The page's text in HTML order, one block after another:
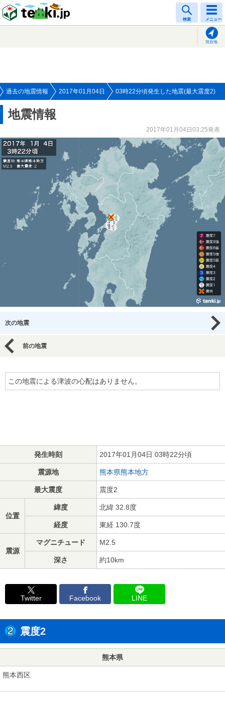
検索 メニュー
現在地
過去の地震情報 2017年01月04日 03時22分頃発生した地震(最大震度2)
地震情報
2017年01月04日03:25発表
次の地震
前の地震
この地震による津波の心配はありません。
発生時刻 2017年01月04日 03時22分頃
震源地 熊本県熊本地方
最大震度 震度2
位置
緯度 北緯 32.8度
経度 東経 130.7度
震源
マグニチュード M2.5
深さ 約10km
Twitter Facebook LINE
震度2
熊本県
熊本西区